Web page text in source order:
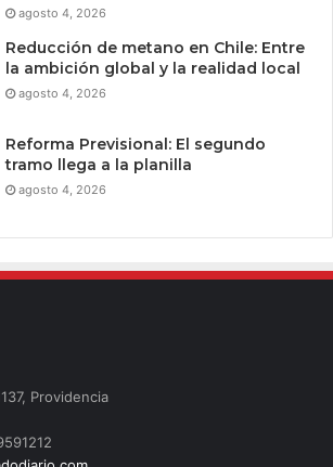
agosto 4, 2026
Reducción de metano en Chile: Entre
la ambición global y la realidad local
agosto 4, 2026
Reforma Previsional: El segundo
tramo llega a la planilla
agosto 4, 2026
Providencia